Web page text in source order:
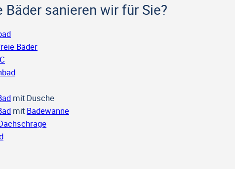
Bäder sanieren wir für Sie?
Bäder
mit Dusche
mit Badewanne